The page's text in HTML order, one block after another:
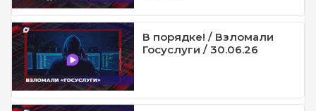
В порядке! / Взломали
Госуслуги / 30.06.26